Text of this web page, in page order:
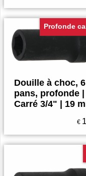
Profonde
Douille à choc, 6
pans, profonde |
Carré 3/4" | 19
€